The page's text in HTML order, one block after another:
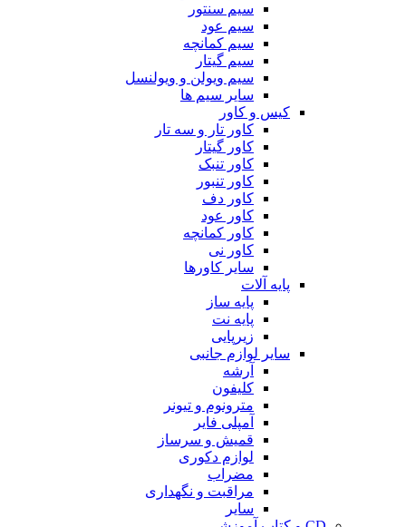
سیم سنتور
سیم عود
سیم کمانچه
سیم گیتار
سیم ویولن و ویولنسل
سایر سیم ها
کیس و کاور
کاور تار و سه تار
کاور گیتار
کاور تنبک
کاور تنبور
کاور دف
کاور عود
کاور کمانچه
کاور نی
سایر کاورها
پایه آلات
پایه ساز
پایه نت
زیرپایی
سایر لوازم جانبی
آرشه
کلیفون
مترونوم و تیونر
آمپلی فایر
قمیش و سرساز
لوازم دکوری
مضراب
مراقبت و نگهداری
سایر